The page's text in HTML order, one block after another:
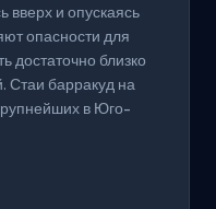
и опускаясь
опасности для
достаточно близко
барракуд на
в Юго-